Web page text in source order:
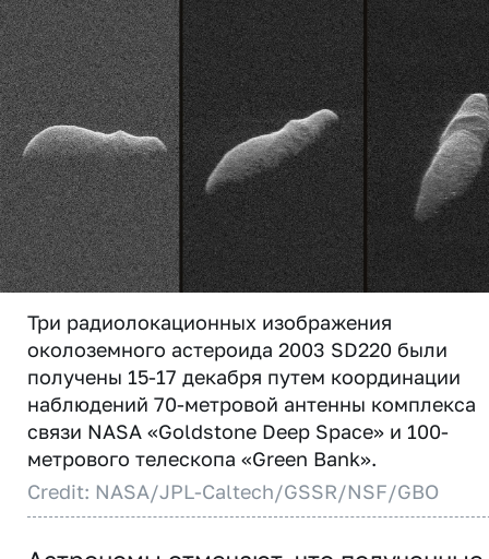
Три радиолокационных изображения
околоземного астероида 2003 SD220 были
получены 15-17 декабря путем координации
наблюдений 70-метровой антенны комплекса
связи NASA «Goldstone Deep Space» и 100-
метрового телескопа «Green Bank».
Credit: NASA/JPL-Caltech/GSSR/NSF/GBO